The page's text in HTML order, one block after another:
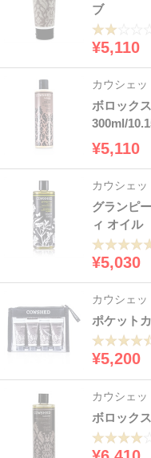
ブ
¥5,110
カウシェッ
ボロック
300ml/
¥5,110
カウシェッ
グランピ
ィ オイル
¥5,030
カウシェッ
ポケット
¥5,200
カウシェッ
ボロック